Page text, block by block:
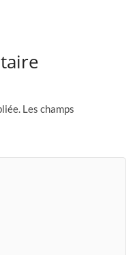
Les champs